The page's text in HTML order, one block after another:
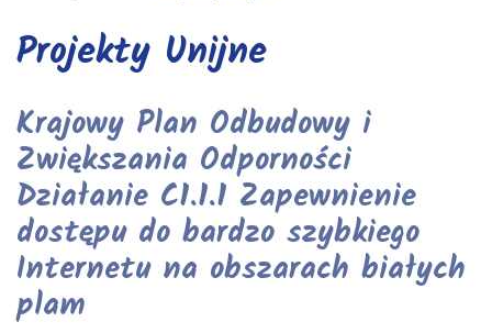
Projekty Unijne
Krajowy Plan Odbudowy i
Zwiększania Odporności
Działanie C1.1.1 Zapewnienie
dostępu do bardzo szybkiego
Internetu na obszarach białych
plam